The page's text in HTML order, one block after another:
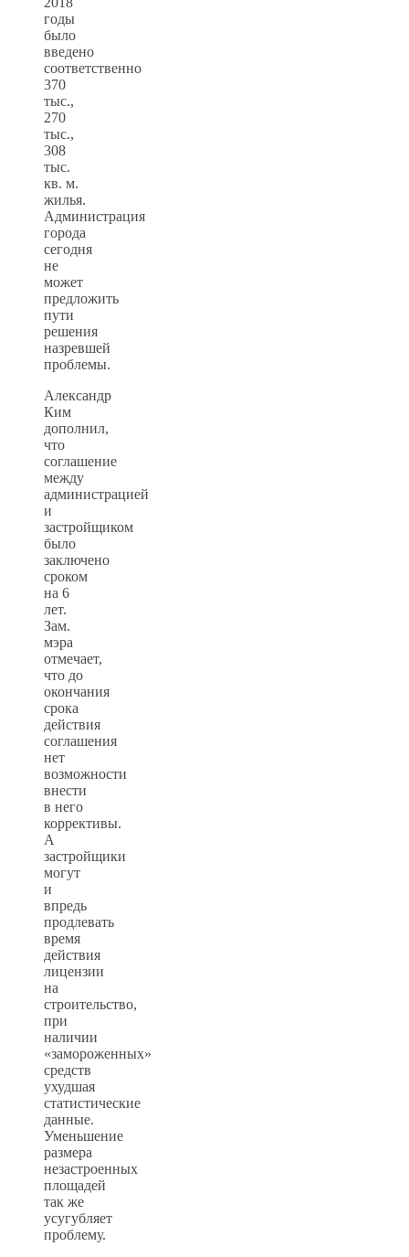
годы
было
введено
соответственно
370
тыс.,
270
тыс.,
308
тыс.
кв. м.
жилья.
Администрация
города
сегодня
не
может
предложить
пути
решения
назревшей
проблемы.
Александр
Ким
дополнил,
что
соглашение
между
администрацией
и
застройщиком
было
заключено
сроком
на 6
лет.
Зам.
мэра
отмечает,
что до
окончания
срока
действия
соглашения
нет
возможности
внести
в него
коррективы.
А
застройщики
могут
и
впредь
продлевать
время
действия
лицензии
на
строительство,
при
наличии
«замороженных»
средств
ухудшая
статистические
данные.
Уменьшение
размера
незастроенных
площадей
так же
усугубляет
проблему.